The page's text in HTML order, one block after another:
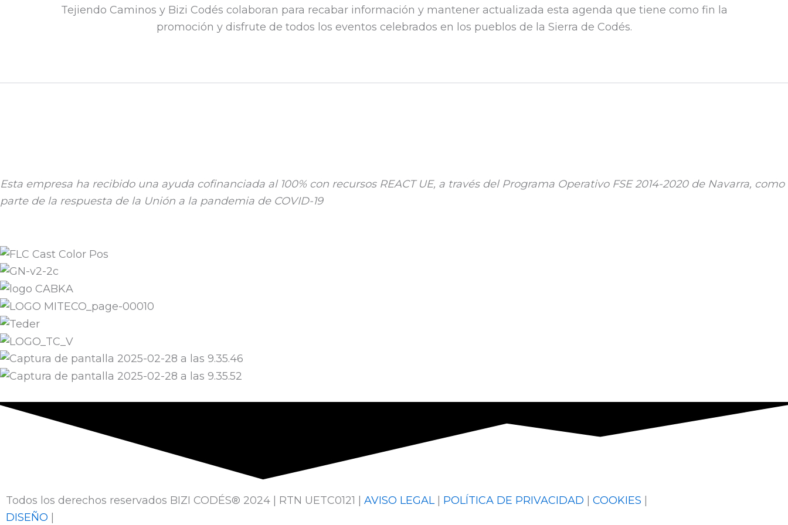
Tejiendo Caminos y Bizi Codés colaboran para recabar información y mantener actualizada esta agenda que tiene como fin la
promoción y disfrute de todos los eventos celebrados en los pueblos de la Sierra de Codés.​
Esta empresa ha recibido una ayuda cofinanciada al 100% con recursos REACT UE, a través del Programa Operativo FSE 2014-2020 de Navarra, como
parte de la respuesta de la Unión a la pandemia de COVID-19
Todos los derechos reservados BIZI CODÉS® 2024 | RTN UETC0121 | AVISO LEGAL| POLÍTICA DE PRIVACIDAD | COOKIES |
DISEÑO |